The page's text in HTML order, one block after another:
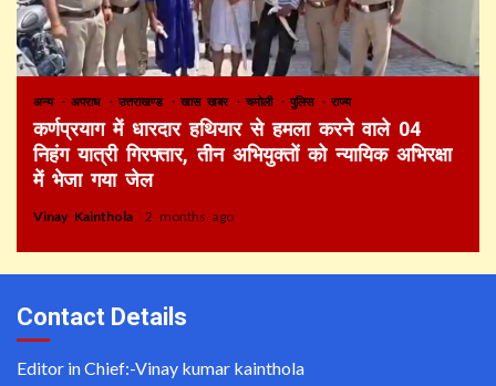
अन्य अपराध उत्तराखण्ड खास खबर चमोली पुलिस राज्य
कर्णप्रयाग में धारदार हथियार से हमला करने वाले 04
निहंग यात्री गिरफ्तार, तीन अभियुक्तों को न्यायिक अभिरक्षा
में भेजा गया जेल
Vinay Kainthola 2 months ago
Contact Details
Editor in Chief:-Vinay kumar kainthola